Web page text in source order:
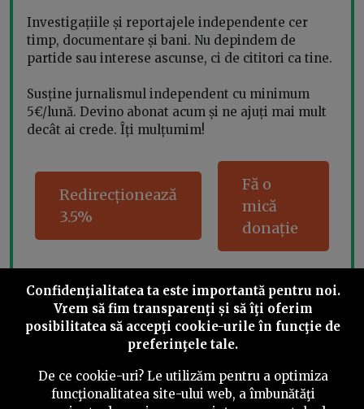
Investigațiile și reportajele independente cer
timp, documentare și bani. Nu depindem de
partide sau interese ascunse, ci de cititori ca tine.
Susține jurnalismul independent cu minimum
5€/lună. Devino abonat acum și ne ajuți mai mult
decât ai crede. Îți mulțumim!
Redirecționează
3.5%
Fă o
mică
donație
Share this
Confidenţialitatea ta este importantă pentru noi.
Vrem să fim transparenţi și să îţi oferim
posibilitatea să accepţi cookie-urile în funcţie de
preferinţele tale.
De ce cookie-uri? Le utilizăm pentru a optimiza
funcţionalitatea site-ului web, a îmbunătăţi